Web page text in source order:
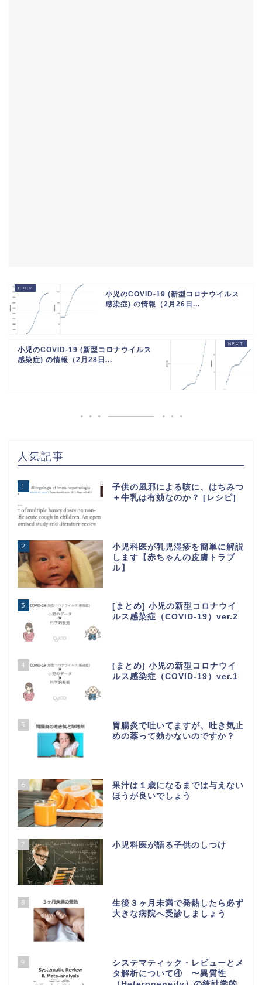
小児のCOVID-19 (新型コロナウイルス
感染症) の情報（2月26日...
小児のCOVID-19 (新型コロナウイルス
感染症) の情報（2月28日...
人気記事
1
子供の風邪による咳に、はちみつ
＋牛乳は有効なのか？ [レシピ]
2
小児科医が乳児湿疹を簡単に解説
します【赤ちゃんの皮膚トラブ
ル】
3
[まとめ] 小児の新型コロナウイ
ルス感染症（COVID-19）ver.2
4
[まとめ] 小児の新型コロナウイ
ルス感染症（COVID-19）ver.1
5
胃腸炎で吐いてますが、吐き気止
めの薬って効かないのですか？
6
果汁は１歳になるまでは与えない
ほうが良いでしょう
7 小児科医が語る子供のしつけ
8
生後３ヶ月未満で発熱したら必ず
大きな病院へ受診しましょう
9
システマティック・レビューとメ
タ解析について④ 〜異質性